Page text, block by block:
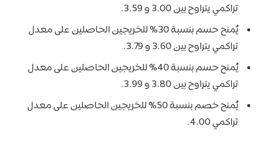
تراكمي يتراوح بين 3.00 و 3.59.
يُمنح حسم بنسبة 30% للخريجين الحاصلين على معدل
تراكمي يتراوح بين 3.60 و 3.79.
يُمنح حسم بنسبة 40% للخريجين الحاصلين على معدل
تراكمي يتراوح بين 3.80 و 3.99.
يُمنح خصم بنسبة 50% للخريجين الحاصلين على معدل
تراكمي 4.00.